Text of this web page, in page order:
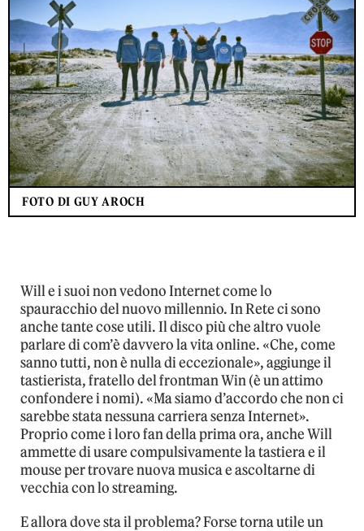
FOTO DI GUY AROCH
Will e i suoi non vedono Internet come lo
spauracchio del nuovo millennio. In Rete ci sono
anche tante cose utili. Il disco più che altro vuole
parlare di com’è davvero la vita online. «Che, come
sanno tutti, non è nulla di eccezionale», aggiunge il
tastierista, fratello del frontman Win (è un attimo
confondere i nomi). «Ma siamo d’accordo che non ci
sarebbe stata nessuna carriera senza Internet».
Proprio come i loro fan della prima ora, anche Will
ammette di usare compulsivamente la tastiera e il
mouse per trovare nuova musica e ascoltarne di
vecchia con lo streaming.
E allora dove sta il problema? Forse torna utile un